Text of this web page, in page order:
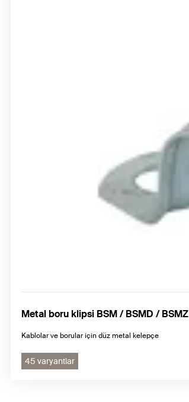
Metal boru klipsi BSM / BSMD / BSMZ
Kablolar ve borular için düz metal kelepçe
45 varyantlar